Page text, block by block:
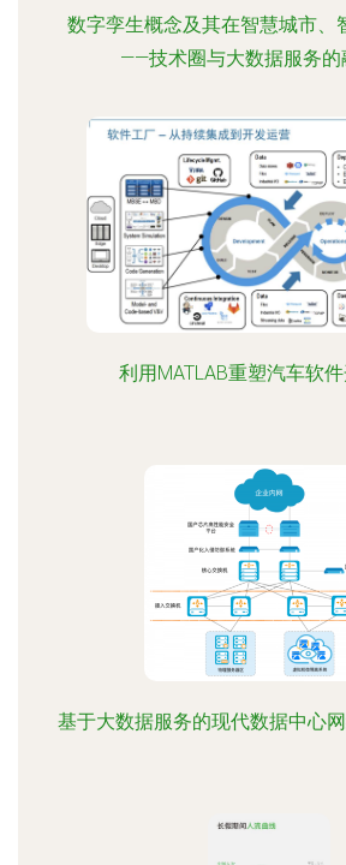
数字孪生概念及其在智慧城市、
——技术圈与大数据服务的
利用MATLAB重塑汽车软
基于大数据服务的现代数据中心